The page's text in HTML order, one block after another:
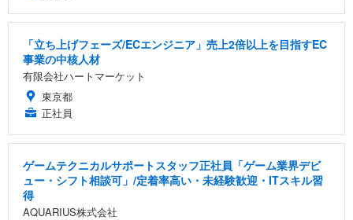
「立ち上げフェーズ/ECエンジニア」売上2倍以上を目指すEC
事業の中核人材
有限会社ハートマーケット
東京都
正社員
ゲームテクニカルサポートスタッフ正社員「ゲーム業界デビ
ュー・シフト相談可」/定着率高い・未経験歓迎・ITスキル習
得
AQUARIUS株式会社